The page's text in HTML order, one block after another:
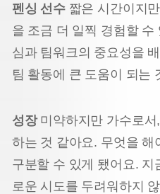
펜싱 선수 짧은 시간이지
을 조금 더 일찍 경험할 수
심과 팀워크의 중요성을
팀 활동에 큰 도움이 되는
성장 미약하지만 가수로
하는 것 같아요. 무엇을 해
구분할 수 있게 됐어요. 지
로운 시도를 두려워하지